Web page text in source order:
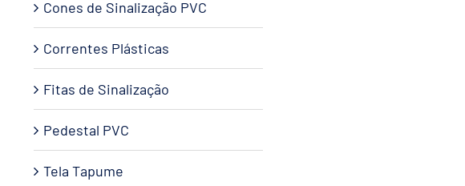
Cones de Sinalização PVC
Correntes Plásticas
Fitas de Sinalização
Pedestal PVC
Tela Tapume